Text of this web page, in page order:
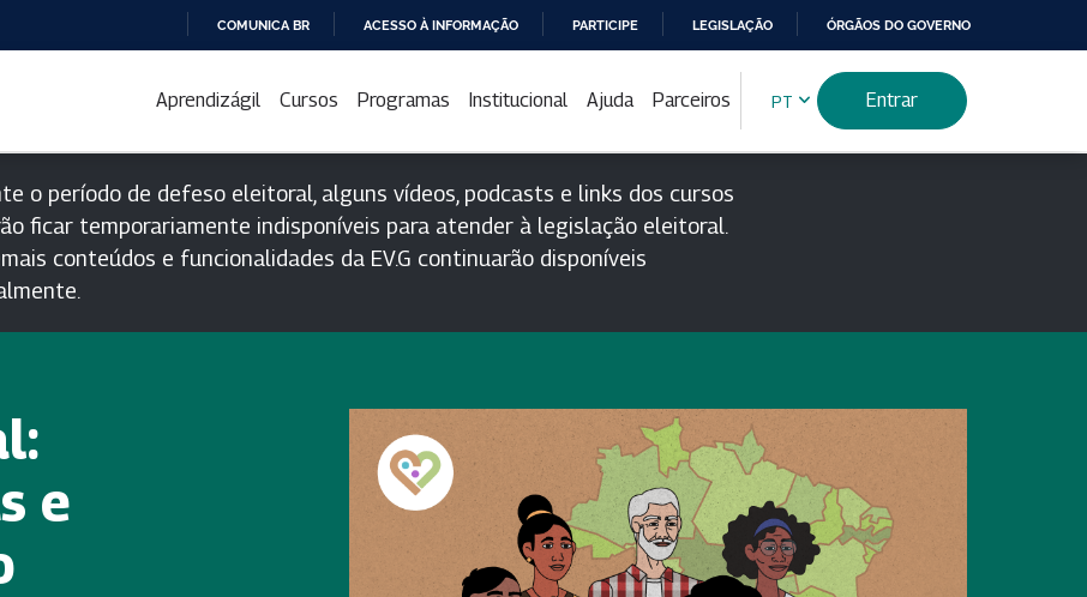
PARA
CONTEÚDO
COMUNICA BR ACESSO À INFORMAÇÃO PARTICIPE LEGISLAÇÃO ÓRGÃOS DO GOVERNO
Aprendizágil Cursos Programas Institucional Ajuda Parceiros PT Entrar
o período de defeso eleitoral, alguns vídeos, podcasts e links dos cursos
ficar temporariamente indisponíveis para atender à legislação eleitoral.
conteúdos e funcionalidades da EV.G continuarão disponíveis
e